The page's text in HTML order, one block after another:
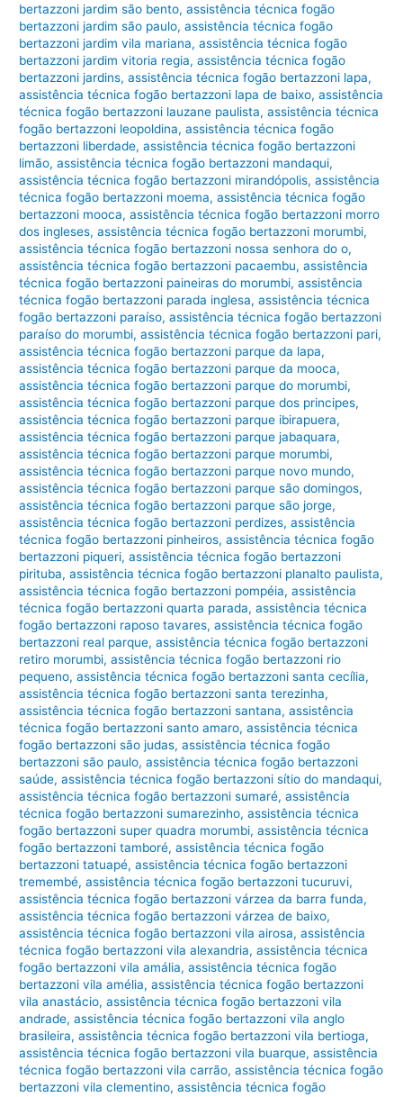
bertazzoni jardim são bento,assistência técnica fogão
bertazzoni jardim são paulo,assistência técnica fogão
bertazzoni jardim vila mariana,assistência técnica fogão
bertazzoni jardim vitoria regia,assistência técnica fogão
bertazzoni jardins,assistência técnica fogão bertazzoni lapa,
assistência técnica fogão bertazzoni lapa de baixo,assistência
técnica fogão bertazzoni lauzane paulista,assistência técnica
fogão bertazzoni leopoldina,assistência técnica fogão
bertazzoni liberdade,assistência técnica fogão bertazzoni
limão,assistência técnica fogão bertazzoni mandaqui,
assistência técnica fogão bertazzoni mirandópolis,assistência
técnica fogão bertazzoni moema,assistência técnica fogão
bertazzoni mooca,assistência técnica fogão bertazzoni morro
dos ingleses,assistência técnica fogão bertazzoni morumbi,
assistência técnica fogão bertazzoni nossa senhora do o,
assistência técnica fogão bertazzoni pacaembu,assistência
técnica fogão bertazzoni paineiras do morumbi,assistência
técnica fogão bertazzoni parada inglesa,assistência técnica
fogão bertazzoni paraíso,assistência técnica fogão bertazzoni
paraíso do morumbi,assistência técnica fogão bertazzoni pari,
assistência técnica fogão bertazzoni parque da lapa,
assistência técnica fogão bertazzoni parque da mooca,
assistência técnica fogão bertazzoni parque do morumbi,
assistência técnica fogão bertazzoni parque dos principes,
assistência técnica fogão bertazzoni parque ibirapuera,
assistência técnica fogão bertazzoni parque jabaquara,
assistência técnica fogão bertazzoni parque morumbi,
assistência técnica fogão bertazzoni parque novo mundo,
assistência técnica fogão bertazzoni parque são domingos,
assistência técnica fogão bertazzoni parque são jorge,
assistência técnica fogão bertazzoni perdizes,assistência
técnica fogão bertazzoni pinheiros,assistência técnica fogão
bertazzoni piqueri,assistência técnica fogão bertazzoni
pirituba,assistência técnica fogão bertazzoni planalto paulista,
assistência técnica fogão bertazzoni pompéia,assistência
técnica fogão bertazzoni quarta parada,assistência técnica
fogão bertazzoni raposo tavares,assistência técnica fogão
bertazzoni real parque,assistência técnica fogão bertazzoni
retiro morumbi,assistência técnica fogão bertazzoni rio
pequeno,assistência técnica fogão bertazzoni santa cecília,
assistência técnica fogão bertazzoni santa terezinha,
assistência técnica fogão bertazzoni santana,assistência
técnica fogão bertazzoni santo amaro,assistência técnica
fogão bertazzoni são judas,assistência técnica fogão
bertazzoni são paulo,assistência técnica fogão bertazzoni
saúde,assistência técnica fogão bertazzoni sítio do mandaqui,
assistência técnica fogão bertazzoni sumaré,assistência
técnica fogão bertazzoni sumarezinho,assistência técnica
fogão bertazzoni super quadra morumbi,assistência técnica
fogão bertazzoni tamboré,assistência técnica fogão
bertazzoni tatuapé,assistência técnica fogão bertazzoni
tremembé,assistência técnica fogão bertazzoni tucuruvi,
assistência técnica fogão bertazzoni várzea da barra funda,
assistência técnica fogão bertazzoni várzea de baixo,
assistência técnica fogão bertazzoni vila airosa,assistência
técnica fogão bertazzoni vila alexandria,assistência técnica
fogão bertazzoni vila amália,assistência técnica fogão
bertazzoni vila amélia,assistência técnica fogão bertazzoni
vila anastácio,assistência técnica fogão bertazzoni vila
andrade,assistência técnica fogão bertazzoni vila anglo
brasileira,assistência técnica fogão bertazzoni vila bertioga,
assistência técnica fogão bertazzoni vila buarque,assistência
técnica fogão bertazzoni vila carrão,assistência técnica fogão
bertazzoni vila clementino,assistência técnica fogão